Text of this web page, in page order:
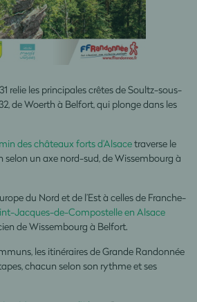
relie les principales crêtes de Soultz-sous-
de Woerth à Belfort, qui plonge dans les
des châteaux forts d’Alsacetraverse le
un axe nord-sud, de Wissembourg à
du Nord et de l’Est à celles de Franche-
Jacques-de-Compostelle en Alsace
de Wissembourg à Belfort.
les itinéraires de Grande Randonnée
chacun selon son rythme et ses